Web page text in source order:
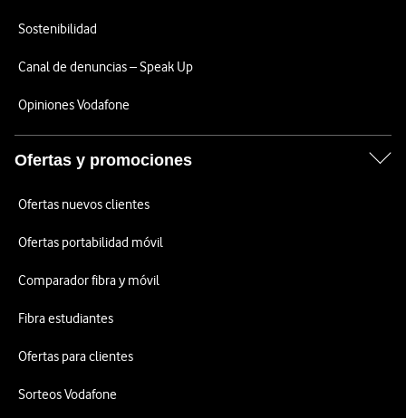
Sostenibilidad
Canal de denuncias – Speak Up
Opiniones Vodafone
Ofertas y promociones
Ofertas nuevos clientes
Ofertas portabilidad móvil
Comparador fibra y móvil
Fibra estudiantes
Ofertas para clientes
Sorteos Vodafone